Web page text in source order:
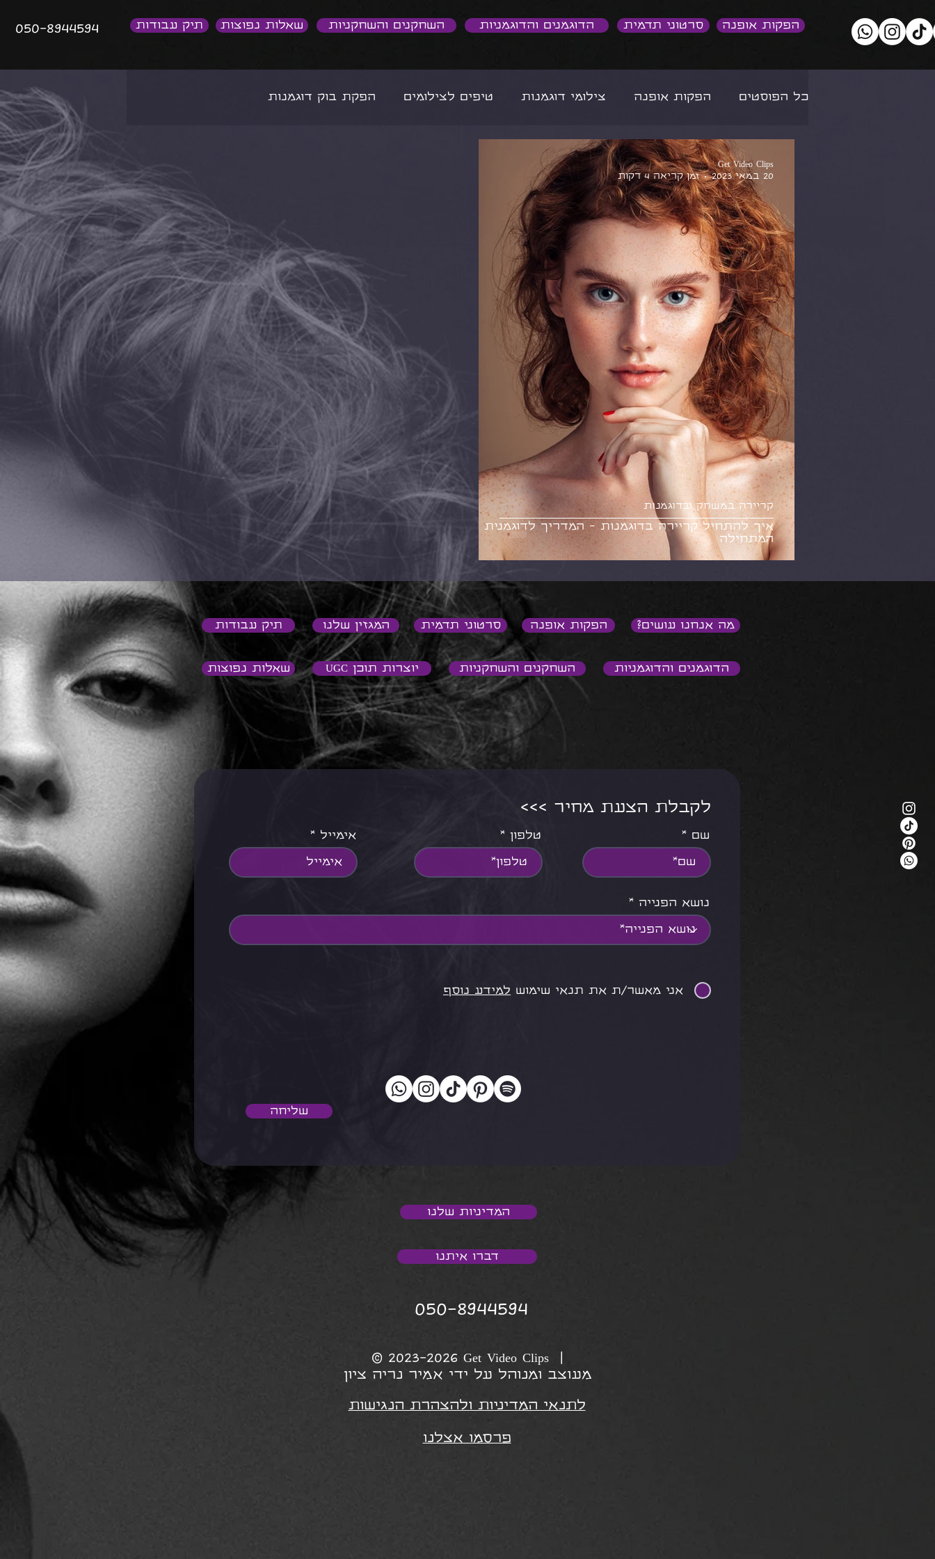
050-8944594 תיק עבודות שאלות נפוצות השחקנים והשחקניות הדוגמנים והדוגמניות סרטוני תדמית הפקות אופנה
כל הפוסטים הפקות אופנה צילומי דוגמנות טיפים לצילומים הפקת בוק דוגמנות
קריירה במשחק ובדוגמנות סיפורי הצלחה באור הזרקורים
סרטוני תדמית סרטוני תוכן טיפים לבעלי עסקים הפקות צילומים
צילומי תדמית בינה מלאכותית הסיפור שלנו
איך להתחיל קריירה בדוגמנות - המדריך לדוגמנית
המתחילה
קריירה במשחק ובדוגמנות
Get Video Clips
20 במאי 2023
זמן קריאה 4 דקות
תיק עבודות
שאלות נפוצות
המגזין שלנו סרטוני תדמית הפקות אופנה מה אנחנו עושים?
יוצרות תוכן UGC השחקנים והשחקניות הדוגמנים והדוגמניות
<<< לקבלת הצעת מחיר
אימייל טלפון שם
נושא הפנייה
אני מאשר/ת את תנאי שימוש למידע נוסף
שליחה
המדיניות שלנו
דברו איתנו
050-8944594
© 2023-2026 Get Video Clips |
מעוצב ומנוהל על ידי אמיר נריה ציון
לתנאי המדיניות ולהצהרת הנגישות
פרסמו אצלנו